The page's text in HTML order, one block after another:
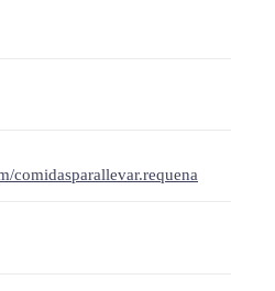
comidasparallevar.requena